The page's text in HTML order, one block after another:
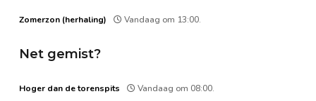
Zomerzon (herhaling) Vandaag om 13:00.
Net gemist?
Hoger dan de torenspits Vandaag om 08:00.